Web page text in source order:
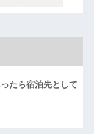
たら宿泊先として